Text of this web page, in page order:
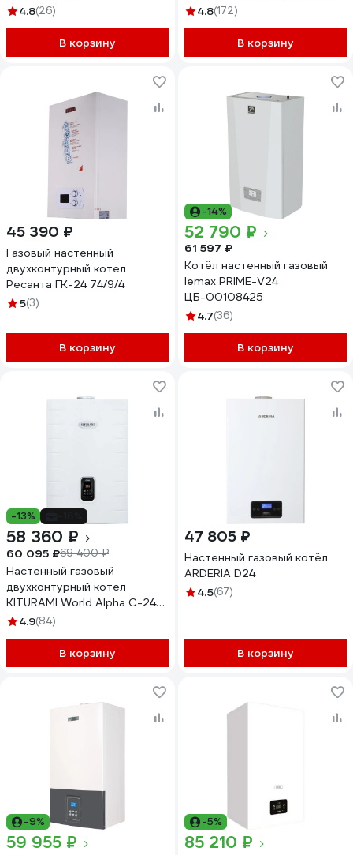
4.8(26)
В корзину
4.8(172)
В корзину
45 390 ₽
Газовый настенный
двухконтурный котел
Ресанта ГК-24 74/9/4
5(3)
В корзину
-14%
52 790 ₽
61 597 ₽
Котёл настенный газовый
lemax PRIME-V24
ЦБ-00108425
4.7(36)
В корзину
-13%
58 360 ₽
60 095 ₽69 400 ₽
Настенный газовый
двухконтурный котел
KITURAMI World Alpha C-24
A21E220271
4.9(84)
В корзину
47 805 ₽
Настенный газовый котёл
ARDERIA D24
4.5(67)
В корзину
-9%
59 955 ₽
-5%
85 210 ₽